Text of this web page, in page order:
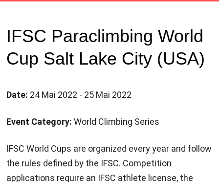
IFSC Paraclimbing World
Cup Salt Lake City (USA)
Date: 24 Mai 2022 - 25 Mai 2022
Event Category: World Climbing Series
IFSC World Cups are organized every year and follow
the rules defined by the IFSC. Competition
applications require an IFSC athlete license, the